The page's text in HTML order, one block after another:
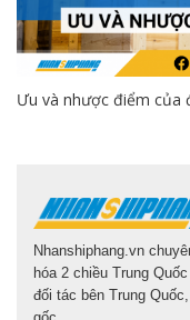
Ưu và nhược điểm của
Nhanshiphang.vn
hóa 2 chiều Trung
đối tác bên Trung